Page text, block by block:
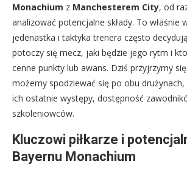
Monachium z Manchesterem City, od
analizować potencjalne składy. To właśnie
jedenastka i taktyka trenera często
potoczy się mecz, jaki będzie jego rytm i
cenne punkty lub awans. Dziś przyjrzymy
możemy spodziewać się po obu
ich ostatnie występy, dostępność
szkoleniowców.
Kluczowi piłkarze i
Bayernu Monachium